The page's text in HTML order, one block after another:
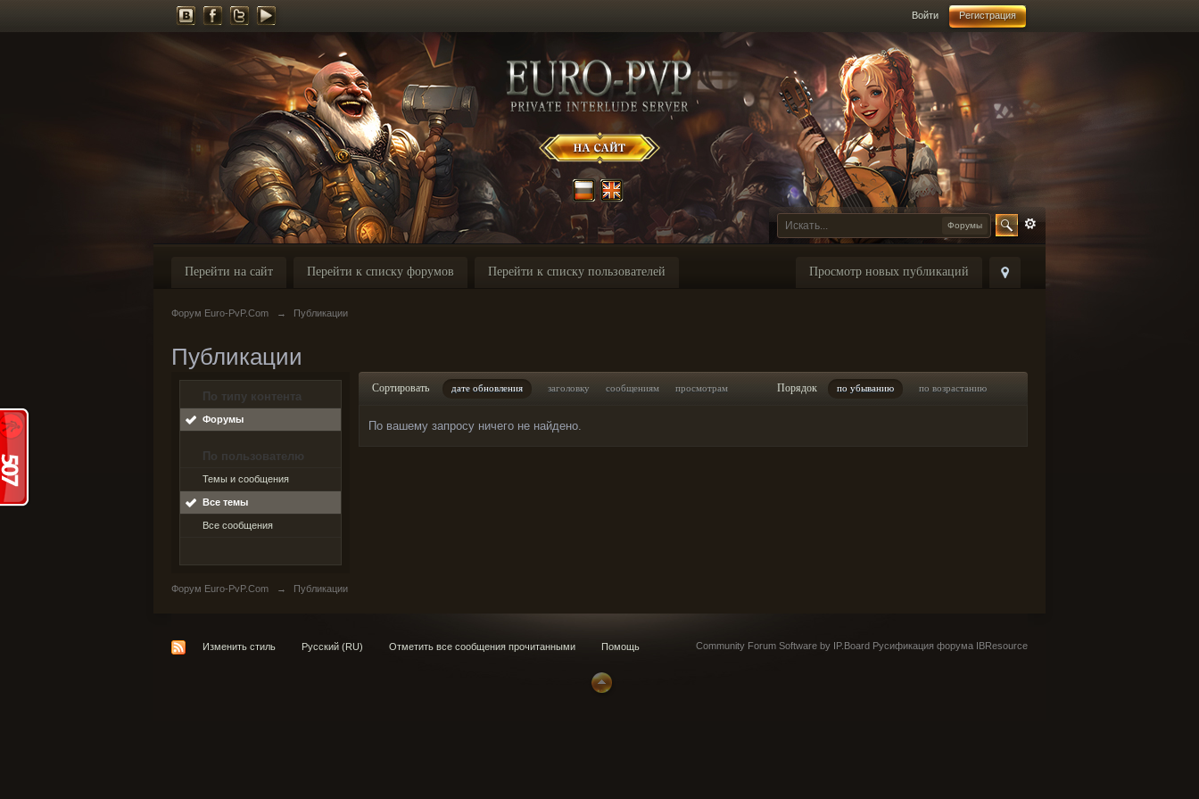
Войти Регистрация
Форумы
Просмотр новых публикаций
Перейти на сайт Перейти к списку форумов Перейти к списку пользователей
Форум Euro-PvP.Com → Публикации
Публикации
По типу контента
Форумы
По пользователю
Темы и сообщения
Все темы
Все сообщения
Сортировать дате обновления заголовку сообщениям просмотрам Порядок по убыванию по возрастанию
По вашему запросу ничего не найдено.
Форум Euro-PvP.Com → Публикации
Изменить стиль Русский (RU) Отметить все сообщения прочитанными Помощь Community Forum Software by IP.Board Русификация форума IBResource